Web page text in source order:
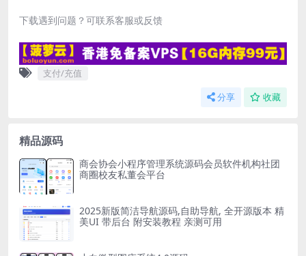
下载遇到问题？可联系客服或反馈
支付/充值
分享 收藏
精品源码
商会协会小程序管理系统源码会员软件机构社团
商圈校友私董会平台
2025新版简洁导航源码,自助导航, 全开源版本 精
美UI 带后台 附安装教程 亲测可用